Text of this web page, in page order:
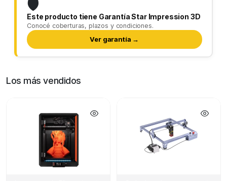
🛡️
Este producto tiene Garantía Star Impression 3D
Conocé coberturas, plazos y condiciones.
Ver garantía →
Los más vendidos